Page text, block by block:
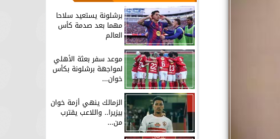
برشلونة يستعيد سلاحا
مهما بعد صدمة كأس
العالم
موعد سفر بعثة الأهلي
لمواجهة برشلونة بكأس
خوان...
الزمالك ينهي أزمة خوان
بيزيرا.. واللاعب يقترب
من...